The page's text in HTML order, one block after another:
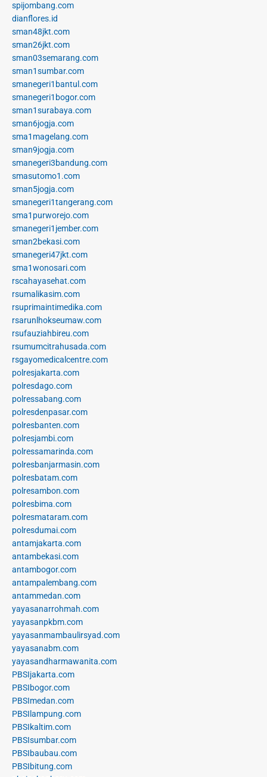
spijombang.com
dianflores.id
sman48jkt.com
sman26jkt.com
sman03semarang.com
sman1sumbar.com
smanegeri1bantul.com
smanegeri1bogor.com
sman1surabaya.com
sman6jogja.com
sma1magelang.com
sman9jogja.com
smanegeri3bandung.com
smasutomo1.com
sman5jogja.com
smanegeri1tangerang.com
sma1purworejo.com
smanegeri1jember.com
sman2bekasi.com
smanegeri47jkt.com
sma1wonosari.com
rscahayasehat.com
rsumalikasim.com
rsuprimaintimedika.com
rsarunlhokseumaw.com
rsufauziahbireu.com
rsumumcitrahusada.com
rsgayomedicalcentre.com
polresjakarta.com
polresdago.com
polressabang.com
polresdenpasar.com
polresbanten.com
polresjambi.com
polressamarinda.com
polresbanjarmasin.com
polresbatam.com
polresambon.com
polresbima.com
polresmataram.com
polresdumai.com
antamjakarta.com
antambekasi.com
antambogor.com
antampalembang.com
antammedan.com
yayasanarrohmah.com
yayasanpkbm.com
yayasanmambaulirsyad.com
yayasanabm.com
yayasandharmawanita.com
PBSIjakarta.com
PBSIbogor.com
PBSImedan.com
PBSIlampung.com
PBSIkaltim.com
PBSIsumbar.com
PBSIbaubau.com
PBSIbitung.com